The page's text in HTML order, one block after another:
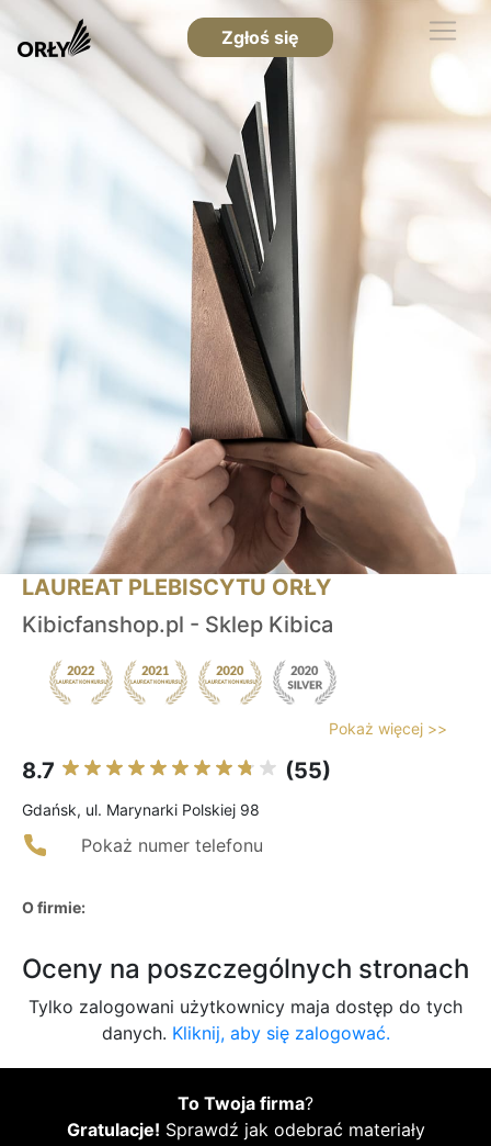
Zgłoś się
LAUREAT PLEBISCYTU ORŁY
Kibicfanshop.pl - Sklep Kibica
Pokaż więcej >>
8.7 (55)
Gdańsk, ul. Marynarki Polskiej 98
Pokaż numer telefonu
O firmie:
Oceny na poszczególnych stronach
Tylko zalogowani użytkownicy maja dostęp do tych
danych. Kliknij, aby się zalogować.
To Twoja firma?
Gratulacje! Sprawdź jak odebrać materiały